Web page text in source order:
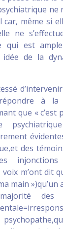
ne
car, même si
ne
qui est
de la
à la
que « c’est
des
injonctions
voix m’ont dit
main »)qu’un